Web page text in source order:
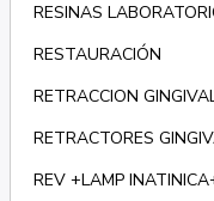
RESINAS
RESTAURACIÓN
RETRACCION
RETRACTORES
REV +LAMP